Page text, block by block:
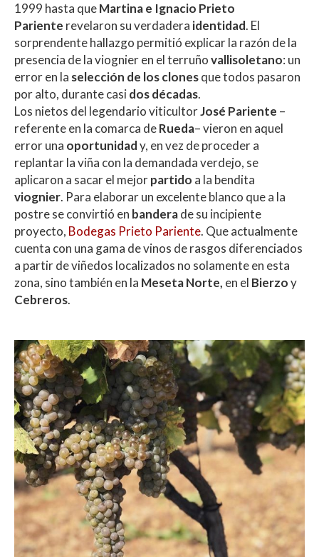
1999 hasta queMartina e Ignacio Prieto
Pariente revelaron su verdadera identidad. El
sorprendente hallazgo permitió explicar la razón de la
presencia de la viognier en el terruñovallisoletano: un
error en la selección de los clonesque todos pasaron
por alto, durante casidos décadas.
Los nietos del legendario viticultorJosé Pariente –
referente en la comarca deRueda– vieron en aquel
error una oportunidady, en vez de proceder a
replantar la viña con la demandada verdejo, se
aplicaron a sacar el mejorpartido a la bendita
viognier. Para elaborar un excelente blanco que a la
postre se convirtió en banderade su incipiente
proyecto, Bodegas Prieto Pariente. Que actualmente
cuenta con una gama de vinos de rasgos diferenciados
a partir de viñedos localizados no solamente en esta
zona, sino también en la Meseta Norte, en el Bierzoy
Cebreros.